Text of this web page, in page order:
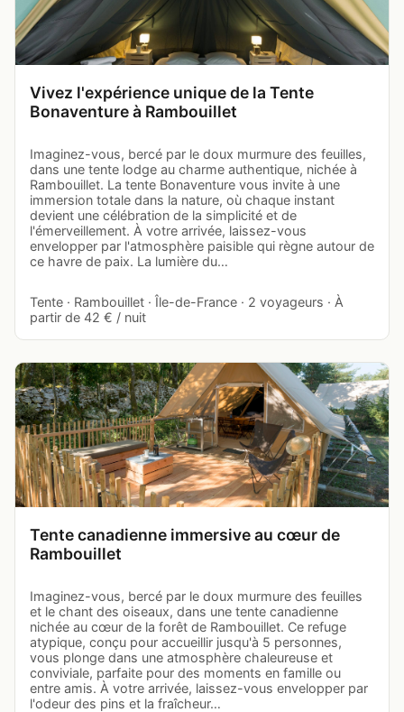
Vivez l'expérience unique de la Tente
Bonaventure à Rambouillet
Imaginez-vous, bercé par le doux murmure des feuilles,
dans une tente lodge au charme authentique, nichée à
Rambouillet. La tente Bonaventure vous invite à une
immersion totale dans la nature, où chaque instant
devient une célébration de la simplicité et de
l'émerveillement. À votre arrivée, laissez-vous
envelopper par l'atmosphère paisible qui règne autour de
ce havre de paix. La lumière du…
Tente · Rambouillet · Île-de-France · 2 voyageurs · À
partir de 42 € / nuit
Tente canadienne immersive au cœur de
Rambouillet
Imaginez-vous, bercé par le doux murmure des feuilles
et le chant des oiseaux, dans une tente canadienne
nichée au cœur de la forêt de Rambouillet. Ce refuge
atypique, conçu pour accueillir jusqu'à 5 personnes,
vous plonge dans une atmosphère chaleureuse et
conviviale, parfaite pour des moments en famille ou
entre amis. À votre arrivée, laissez-vous envelopper par
l'odeur des pins et la fraîcheur…